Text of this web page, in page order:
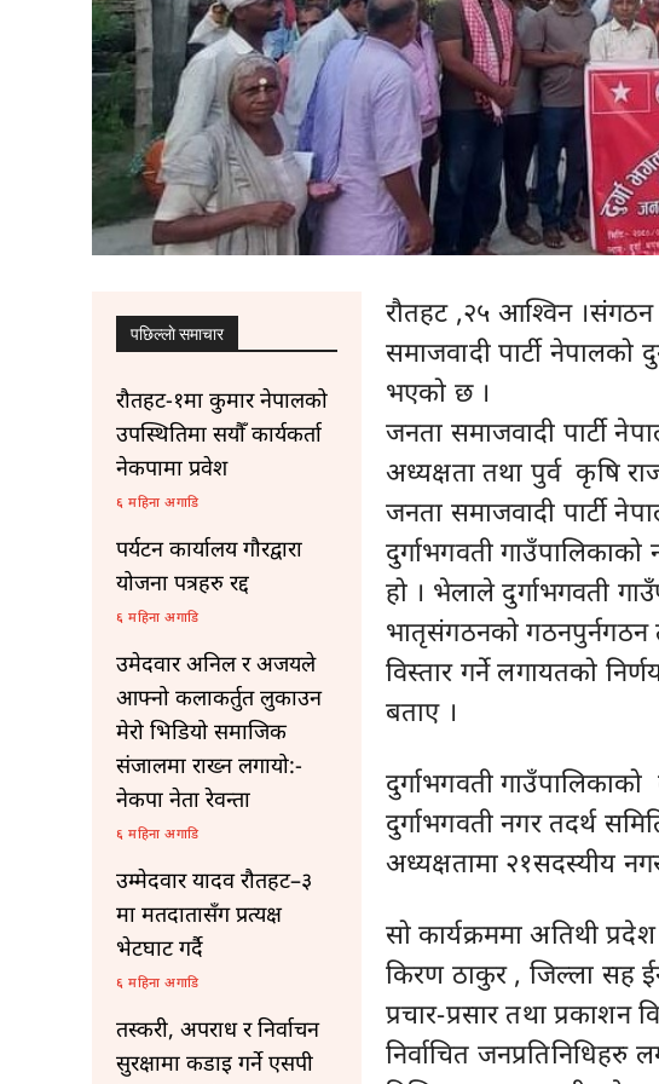
पछिल्लाे समाचार
रौतहट-१मा कुमार नेपालको
उपस्थितिमा सयौँ कार्यकर्ता
नेकपामा प्रवेश
६ महिना अगाडि
पर्यटन कार्यालय गौरद्वारा
योजना पत्रहरु रद्द
६ महिना अगाडि
उमेदवार अनिल र अजयले
आफ्नो कलाकर्तुत लुकाउन
मेरो भिडियो समाजिक
संजालमा राख्न लगायो:-
नेकपा नेता रेवन्ता
६ महिना अगाडि
उम्मेदवार यादव रौतहट–३
मा मतदातासँग प्रत्यक्ष
भेटघाट गर्दै
६ महिना अगाडि
तस्करी, अपराध र निर्वाचन
सुरक्षामा कडाइ गर्ने एसपी
रौतहट ,२५ आश्विन ।संगठन
समाजवादी पार्टी नेपालको
भएको छ ।
जनता समाजवादी पार्टी
अध्यक्षता तथा पुर्व कृषि
जनता समाजवादी पार्टी
दुर्गाभगवती
हो । भेलाले दुर्गाभगवती
भातृसंगठनको गठनपुर्नगठन
विस्तार गर्ने लगायतको
बताए ।
दुर्गाभगवती
दुर्गाभगवती नगर तदर्थ
अध्यक्षतामा २१सदस्यीय
सो कार्यक्रममा अतिथी
किरण ठाकुर , जिल्ला सह
प्रचार-प्रसार तथा प्रकाशन
निर्वाचित जनप्रतिनिधिहरु